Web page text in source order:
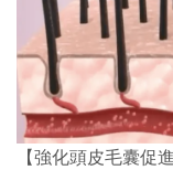
【強化頭皮毛囊促